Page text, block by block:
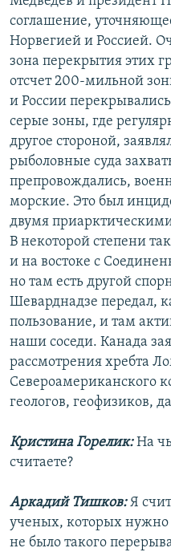
соглашение,
Норвегией и Россией.
зона перекрытия этих
отсчет 200-мильной
и России
серые зоны, где
другое стороной,
рыболовные суда
препровождались,
морские. Это был
двумя
В некоторой степени
и на востоке с
но там есть другой
Шеварднадзе передал,
пользование, и там
наши соседи. Канада
рассмотрения хребта
Североамериканского
геологов, геофизиков,
Кристина Горелик:На
считаете?
Аркадий Тишков:Я
ученых, которых нужно
не было такого